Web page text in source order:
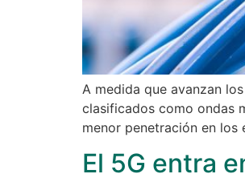
A medida que avanzan
clasificados como ondas
menor penetración en
El 5G entra